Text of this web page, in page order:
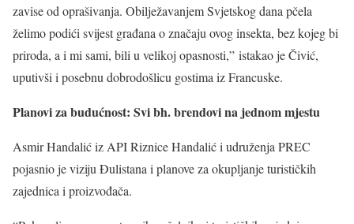
zavise od oprašivanja. Obilježavanjem Svjetskog dana pčela
želimo podići svijest građana o značaju ovog insekta, bez kojeg bi
priroda, a i mi sami, bili u velikoj opasnosti,” istakao je Čivić,
uputivši i posebnu dobrodošlicu gostima iz Francuske.
Planovi za budućnost: Svi bh. brendovi na jednom mjestu
Asmir Handalić iz API Riznice Handalić i udruženja PREC
pojasnio je viziju Đulistana i planove za okupljanje turističkih
zajednica i proizvođača.